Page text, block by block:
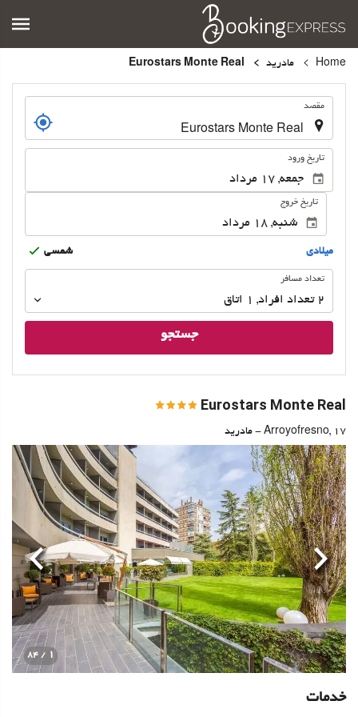
Home مادرید
مقصد
تاریخ ورود
تاریخ خروج
ميلادى شمسى
تعداد
تعداد مسافر
2 تعداد افراد ,
1 اتاق
جستجو
Eurostars Monte Real
Arroyofresno, 17 - مادرید
1
/ 84
قبلی بعدی
خدمات